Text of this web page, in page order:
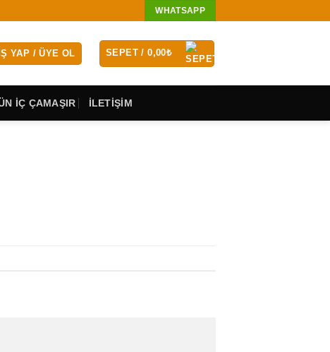
WHATSAPP
YAP / ÜYE OL SEPET /0,00₺
İÇ ÇAMAŞIR İLETİŞİM